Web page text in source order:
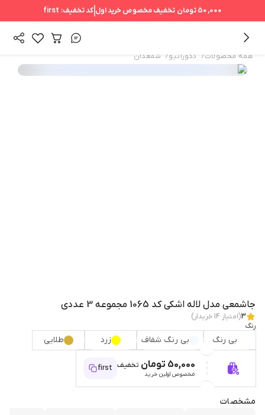
50,000 تومان تخفیف مخصوص خرید اول کد تخفیف: first
همه محصولات/ دکوراتیو/ شمعدان
جاشمعی مدل لاله اشکی کد 1065 مجموعه 3 عددی
3(امتیاز 14خریدار)
رنگ
بی رنگ بی رنگ شفاف زرد طلایی
50,000 تومان تخفیف
مخصوص اولین خرید
first
مشخصات